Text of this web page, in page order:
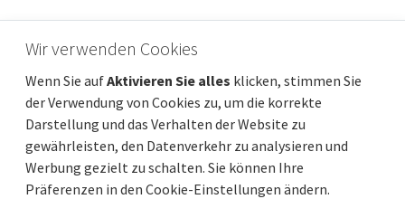
MEDULIN, ISTRIEN – GELEGENHEIT! Steinhaus im
Stadtzentrum
300 000 €
Entfernung vom meer
Gesamtfläche
132 m² Gemeindeteil
Medulin
Wir verwenden Cookies
Wenn Sie aufAktivieren Sie alles klicken, stimmen Sie
der Verwendung von Cookies zu, um die korrekte
Darstellung und das Verhalten der Website zu
gewährleisten, den Datenverkehr zu analysieren und
Werbung gezielt zu schalten. Sie können Ihre
Präferenzen in den Cookie-Einstellungen ändern.